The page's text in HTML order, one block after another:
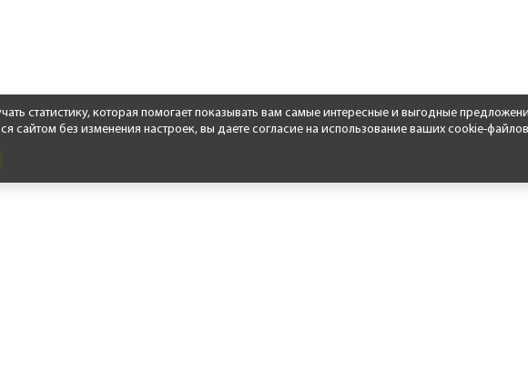
статистику, которая помогает показывать вам самые интересные и выгодные
сайтом без изменения настроек, вы даете согласие на использование ваших cookie-